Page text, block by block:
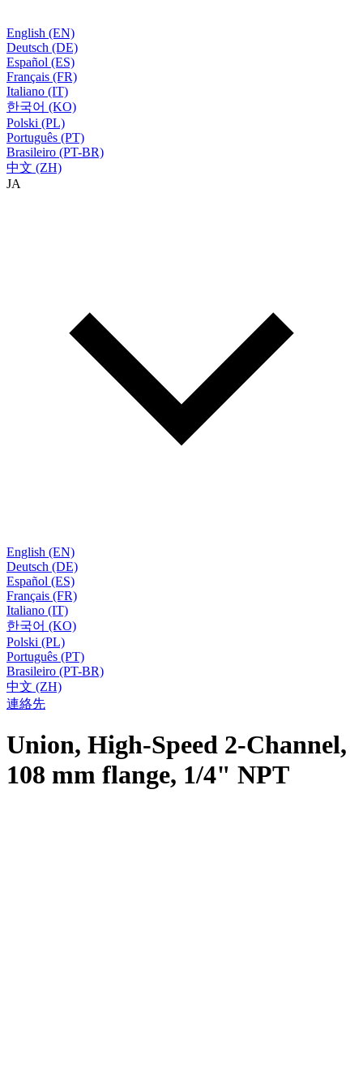
English (EN)
Deutsch (DE)
Español (ES)
Français (FR)
Italiano (IT)
한국어 (KO)
Polski (PL)
Português (PT)
Brasileiro (PT-BR)
中文 (ZH)
JA
English (EN)
Deutsch (DE)
Español (ES)
Français (FR)
Italiano (IT)
한국어 (KO)
Polski (PL)
Português (PT)
Brasileiro (PT-BR)
中文 (ZH)
連絡先
Union, High-Speed 2-Channel,
108 mm flange, 1/4" NPT